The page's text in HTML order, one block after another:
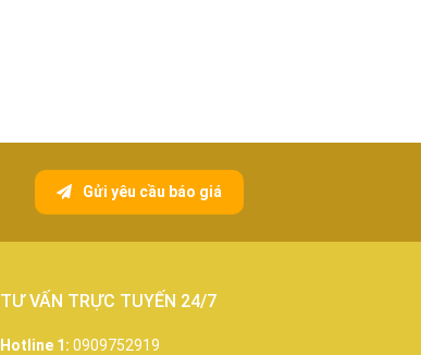
Gửi yêu cầu báo giá
TƯ VẤN TRỰC TUYẾN 24/7
Hotline 1: 0909752919